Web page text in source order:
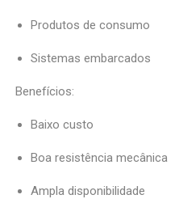
Produtos de consumo
Sistemas embarcados
Benefícios:
Baixo custo
Boa resistência mecânica
Ampla disponibilidade